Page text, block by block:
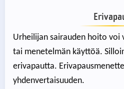
Urheilijan sairauden hoito voi
tai menetelmän käyttöä.
erivapautta.
yhdenvertaisuuden.